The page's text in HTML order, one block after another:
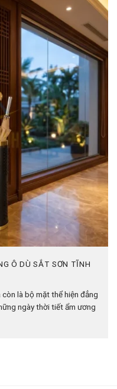
Ô DÙ SẮT SƠN TĨNH
là bộ mặt thể hiện đẳng
ngày thời tiết ẩm ương